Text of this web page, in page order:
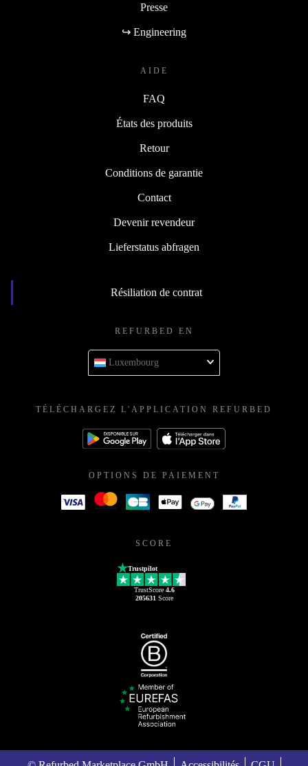
Presse
↪ Engineering
AIDE
FAQ
États des produits
Retour
Conditions de garantie
Contact
Devenir revendeur
Lieferstatus abfragen
Résiliation de contrat
REFURBED EN
Luxembourg
TÉLÉCHARGEZ L'APPLICATION REFURBED
OPTIONS DE PAIEMENT
SCORE
Trustpilot
TrustScore 4.6
205631 Score